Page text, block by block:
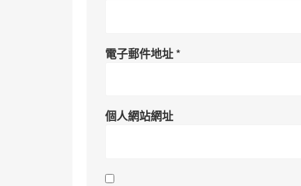
電子郵件地址*
個人網站網址